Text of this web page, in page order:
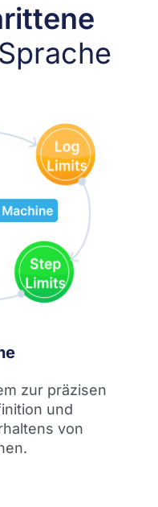
Sprache
zur präzisen
und
von